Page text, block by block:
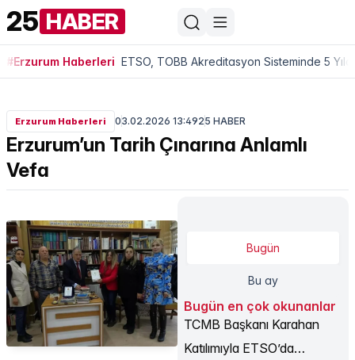
25 HABER
#Erzurum Haberleri ETSO, TOBB Akreditasyon Sisteminde 5
Erzurum Haberleri 03.02.2026 13:4925 HABER
Erzurum’un Tarih Çınarına Anlamlı
Vefa
Bugün
Bu ay
Bugün en çok okunanlar
TCMB Başkanı Karahan
Katılımıyla ETSO’da